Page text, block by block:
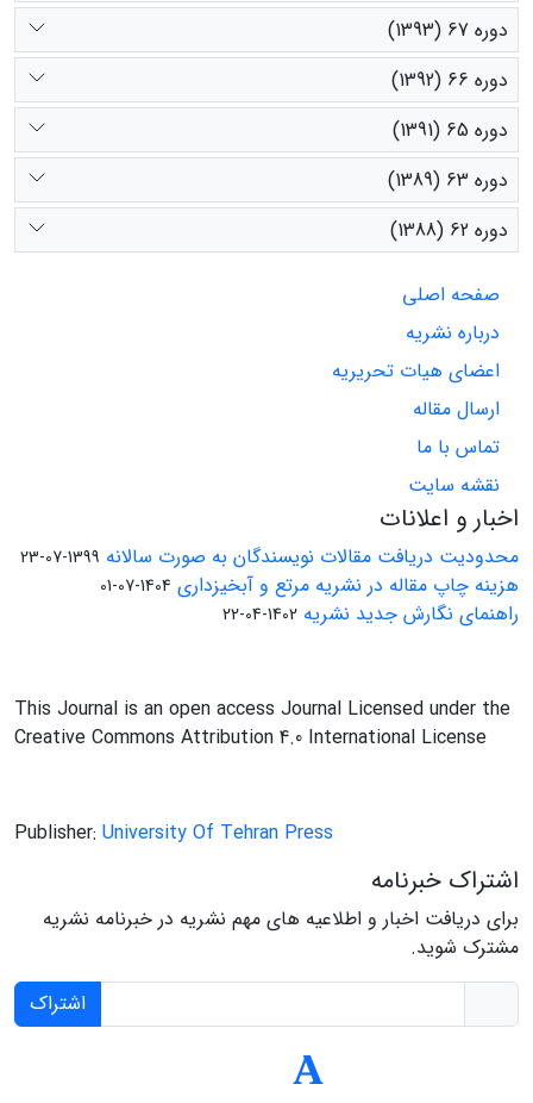
دوره 67 (1393)
دوره 66 (1392)
دوره 65 (1391)
دوره 63 (1389)
دوره 62 (1388)
صفحه اصلی
درباره نشریه
اعضای هیات تحریریه
ارسال مقاله
تماس با ما
نقشه سایت
اخبار و اعلانات
محدودیت دریافت مقالات نویسندگان به صورت سالانه 1399-07-23
هزینه چاپ مقاله در نشریه مرتع و آبخیزداری 1404-07-01
راهنمای نگارش جدید نشریه 1402-04-22
This Journal is an open access Journal Licensed under the
Creative Commons Attribution 4.0 International License
Publisher: University Of Tehran Press
اشتراک خبرنامه
برای دریافت اخبار و اطلاعیه های مهم نشریه در خبرنامه نشریه
مشترک شوید.
اشتراک